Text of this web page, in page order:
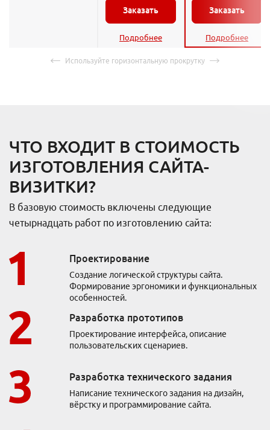
Заказать
Подробнее
Заказать
Подробнее
ЧТО ВХОДИТ В СТОИМОСТЬ
ИЗГОТОВЛЕНИЯ САЙТА-
ВИЗИТКИ?
В базовую стоимость включены следующие
четырнадцать работ по изготовлению сайта:
Проектирование
Создание логической структуры сайта.
Формирование эргономики и функциональных
особенностей.
Разработка прототипов
Проектирование интерфейса, описание
пользовательских сценариев.
Разработка технического задания
Написание технического задания на дизайн,
вёрстку и программирование сайта.